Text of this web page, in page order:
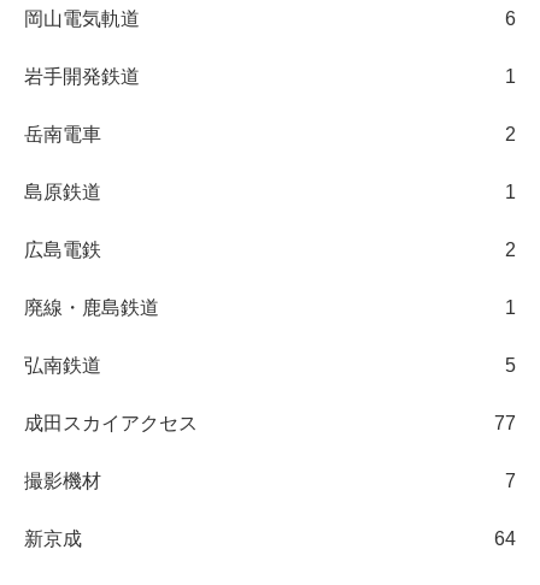
岡山電気軌道 6
岩手開発鉄道 1
岳南電車 2
島原鉄道 1
広島電鉄 2
廃線・鹿島鉄道 1
弘南鉄道 5
成田スカイアクセス 77
撮影機材 7
新京成 64